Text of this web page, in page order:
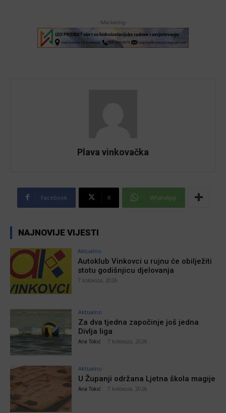
-Marketing-
Plava vinkovačka
Facebook X WhatsApp
NAJNOVIJE VIJESTI
Aktualno
Autoklub Vinkovci u rujnu će obilježiti
stotu godišnjicu djelovanja
7 kolovoza, 2026
Aktualno
Za dva tjedna započinje još jedna
Divlja liga
Ana Tokić 7 kolovoza, 2026
Aktualno
U Županji održana Ljetna škola magije
Ana Tokić 7 kolovoza, 2026